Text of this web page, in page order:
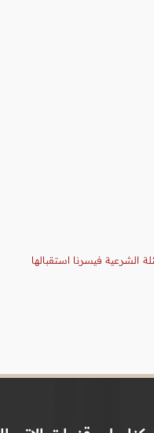
الشرعية فيسرنا استقبالها